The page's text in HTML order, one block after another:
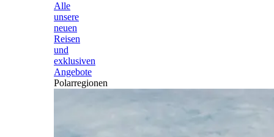
Alle
unsere
neuen
Reisen
und
exklusiven
Angebote
Polarregionen